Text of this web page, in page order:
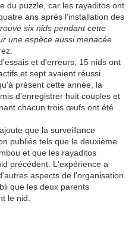
du puzzle, car les rayaditos ont
ans après l'installation des
six nids pendant cette
une espèce aussi menacée
et d'erreurs, 15 nids ont
et sept avaient réussi.
présent cette année, la
d'enregistrer huit couples et
chacun trois œufs ont été
que la surveillance
publiés tels que le deuxième
et que les rayaditos
précédent. L'expérience a
aspects de l'organisation
que les deux parents
le nid.